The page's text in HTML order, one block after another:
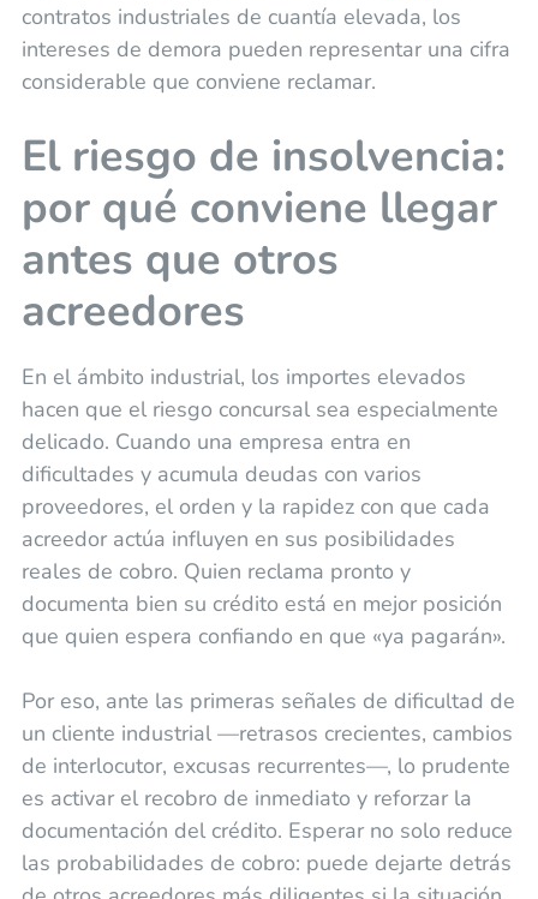
contratos industriales de cuantía elevada, los
intereses de demora pueden representar una cifra
considerable que conviene reclamar.
El riesgo de insolvencia:
por qué conviene llegar
antes que otros
acreedores
En el ámbito industrial, los importes elevados
hacen que el riesgo concursal sea especialmente
delicado. Cuando una empresa entra en
dificultades y acumula deudas con varios
proveedores, el orden y la rapidez con que cada
acreedor actúa influyen en sus posibilidades
reales de cobro. Quien reclama pronto y
documenta bien su crédito está en mejor posición
que quien espera confiando en que «ya pagarán».
Por eso, ante las primeras señales de dificultad de
un cliente industrial —retrasos crecientes, cambios
de interlocutor, excusas recurrentes—, lo prudente
es activar el recobro de inmediato y reforzar la
documentación del crédito. Esperar no solo reduce
las probabilidades de cobro: puede dejarte detrás